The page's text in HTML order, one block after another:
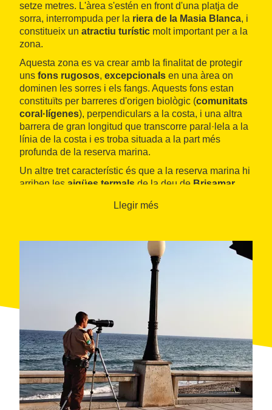
setze metres. L'àrea s'estén en front d'una platja de
sorra, interrompuda per la riera de la Masia Blanca, i
constitueix un atractiu turístic molt important per a la
zona.
Aquesta zona es va crear amb la finalitat de protegir
uns fons rugosos, excepcionals en una àrea on
dominen les sorres i els fangs. Aquests fons estan
constituïts per barreres d'origen biològic (comunitats
coral·lígenes), perpendiculars a la costa, i una altra
barrera de gran longitud que transcorre paral·lela a la
línia de la costa i es troba situada a la part més
profunda de la reserva marina.
Un altre tret característic és que a la reserva marina hi
arriben les aigües termals de la deu de Brisamar
forma natural les aigües de la reserva que, igual que
Llegir més